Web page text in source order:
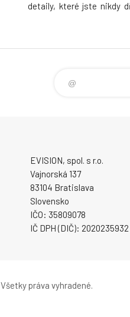
detaily, které jste nikdy
EVISION, spol. s r.o.
Vajnorská 137
83104 Bratislava
Slovensko
IČO: 35809078
IČ DPH (DIČ): 2020235932
Všetky práva vyhradené.